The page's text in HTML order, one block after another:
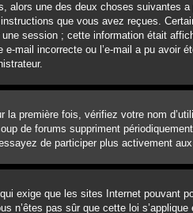
une des deux choses suivantes
que vous avez reçues.
session ; cette information était
mail incorrecte ou l’e-mail a pu avoir
première fois, vérifiez votre nom
de forums suppriment
de participer plus activement
exige que les sites Internet pouvant
pas sûr que cette loi